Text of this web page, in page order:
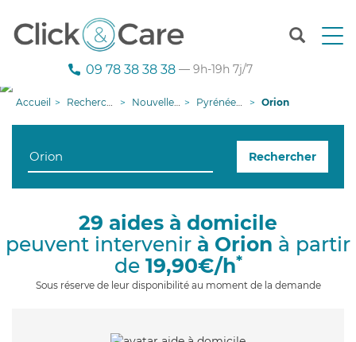
T
n
g
i
09 78 38 38 38 — 9h-19h 7j/7
Accueil Recherche aide à domicile Nouvelle-Aquitaine Pyrénées-Atlantiques Orion
Rechercher
29 aides à domicile
peuvent intervenir à Orion à partir
de 19,90€/h*
Sous réserve de leur disponibilité au moment de la demande